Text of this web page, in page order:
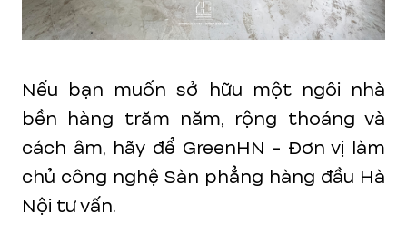
Nếu bạn muốn sở hữu một ngôi nhà
bền hàng trăm năm, rộng thoáng và
cách âm, hãy để GreenHN - Đơn vị làm
chủ công nghệ Sàn phẳng hàng đầu Hà
Nội tư vấn.